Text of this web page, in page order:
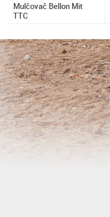
Mulčovač Bellon Mit
TTC